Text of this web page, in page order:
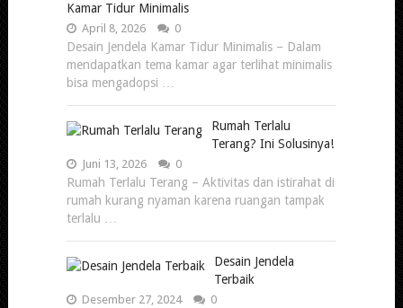
Kamar Tidur Minimalis
April 8, 2026 0
Desain Jendela Kamar Tidur Minimalis – Dalam
mendapatkan tema kamar agar terlihat minimalis
bisa mengadopsi …
Rumah Terlalu
Terang? Ini Solusinya!
Juni 13, 2026 0
Rumah Terlalu Terang – Aktivitas dan istirahat di
rumah kurang nyaman karena ruangan tampak
terlalu …
Desain Jendela
Terbaik
Desember 27, 2024 0